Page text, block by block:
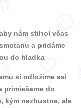
nám stihol včas
a pridáme
do hladka
si odložíme asi
primiešame do
kým nezhustne, ale